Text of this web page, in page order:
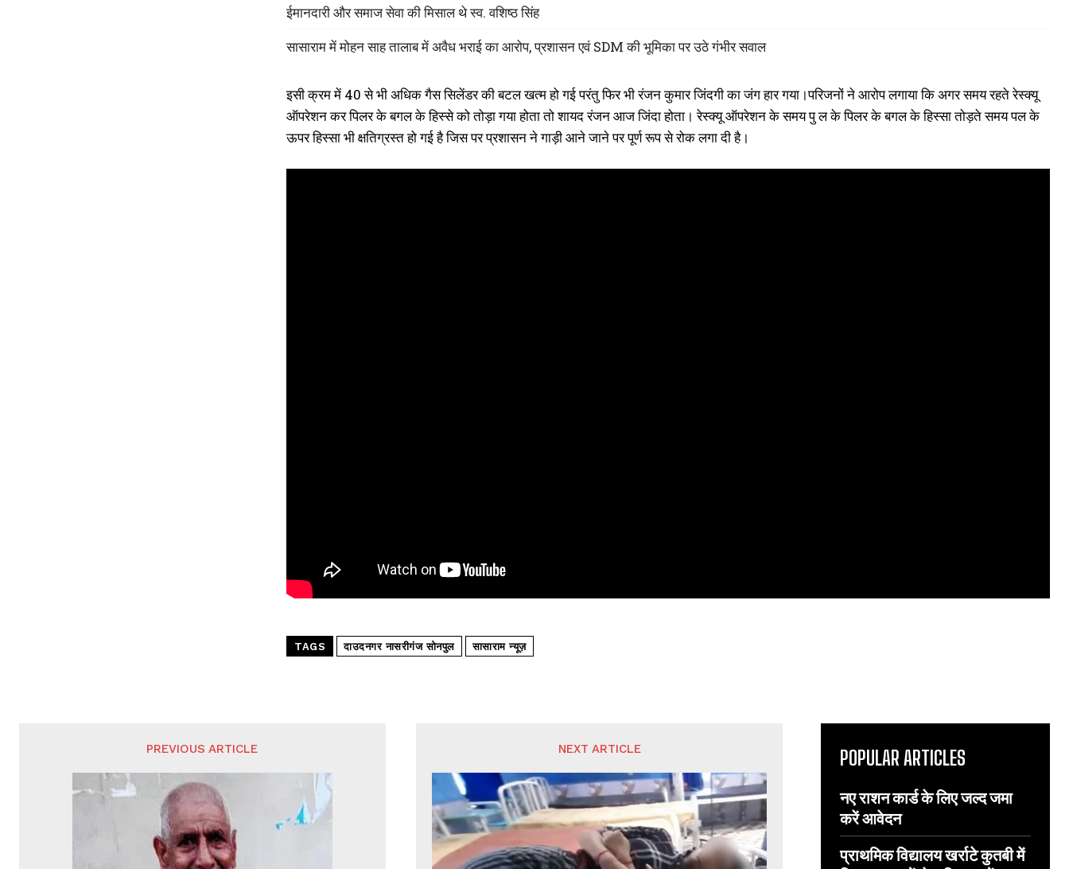
ईमानदारी और समाज सेवा की मिसाल थे स्व. वशिष्ठ सिंह
सासाराम में मोहन साह तालाब में अवैध भराई का आरोप, प्रशासन एवं SDM की भूमिका पर उठे गंभीर सवाल
इसी क्रम में 40 से भी अधिक गैस सिलेंडर की बटल खत्म हो गई परंतु फिर भी रंजन कुमार जिंदगी का जंग हार गया।परिजनों ने आरोप लगाया कि अगर समय रहते रेस्क्यू
ऑपरेशन कर पिलर के बगल के हिस्से को तोड़ा गया होता तो शायद रंजन आज जिंदा होता। रेस्क्यू ऑपरेशन के समय पु ल के पिलर के बगल के हिस्सा तोड़ते समय पल के
ऊपर हिस्सा भी क्षतिग्रस्त हो गई है जिस पर प्रशासन ने गाड़ी आने जाने पर पूर्ण रूप से रोक लगा दी है।
TAGS दाउदनगर नासरीगंज सोनपुल सासाराम न्यूज़
PREVIOUS ARTICLE NEXT ARTICLE POPULAR ARTICLES
नए राशन कार्ड के लिए जल्द जमा
करें आवेदन
प्राथमिक विद्यालय खर्राटे कुतबी में